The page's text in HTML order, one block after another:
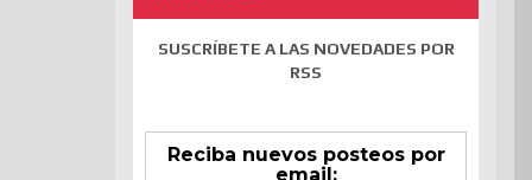
SUSCRÍBETE A LAS NOVEDADES POR
RSS
Reciba nuevos posteos por
email: